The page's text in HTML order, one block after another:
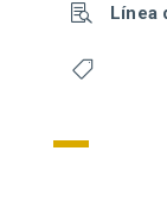
 Línea
